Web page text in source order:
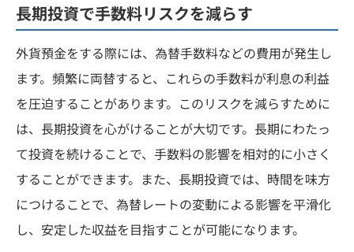
長期投資で手数料リスクを減らす
外貨預金をする際には、為替手数料などの費用が発生し
ます。頻繁に両替すると、これらの手数料が利息の利益
を圧迫することがあります。このリスクを減らすために
は、長期投資を心がけることが大切です。長期にわたっ
て投資を続けることで、手数料の影響を相対的に小さく
することができます。また、長期投資では、時間を味方
につけることで、為替レートの変動による影響を平滑化
し、安定した収益を目指すことが可能になります。